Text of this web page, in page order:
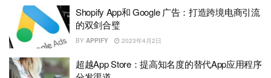
Shopify App和 Google 广告：打造跨境电商引流
的双剑合璧
BY APPIFY 2023年4月2日
超越App Store：提高知名度的替代App应用程序